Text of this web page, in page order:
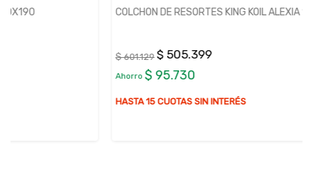
COLCHON DE RESORTES KING KOIL ALEXIA 140X190
$ 505.399
$ 95.730
HASTA 15 CUOTAS SIN INTERÉS